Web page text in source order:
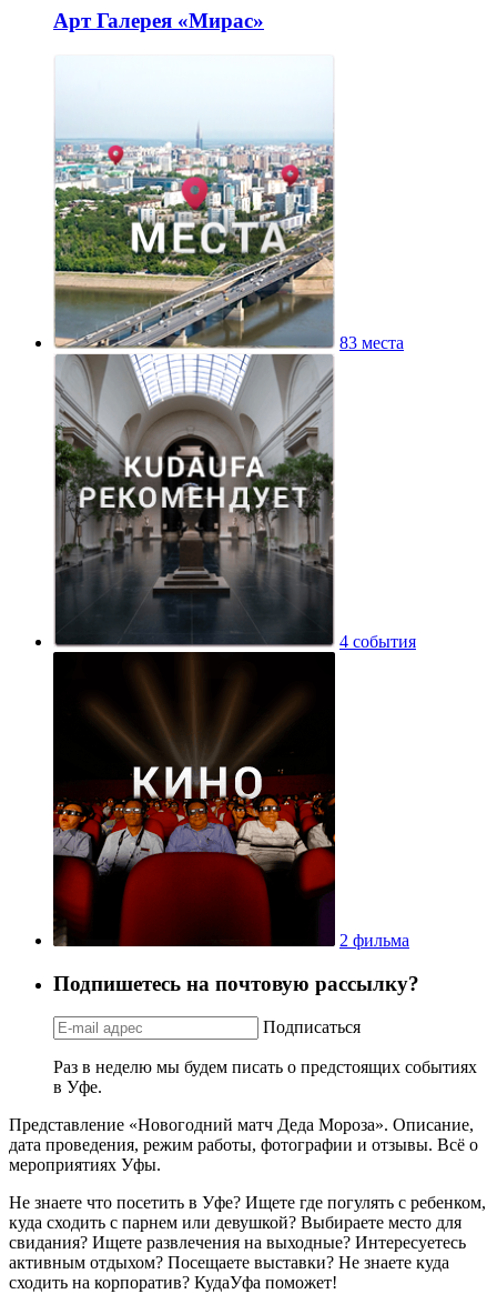
Арт Галерея «Мирас»
83 места
4 события
2 фильма
Подпишетесь на почтовую рассылку?
Подписаться
Раз в неделю мы будем писать о предстоящих событиях
в Уфе.
Представление «Новогодний матч Деда Мороза». Описание,
дата проведения, режим работы, фотографии и отзывы. Всё о
мероприятиях Уфы.
Не знаете что посетить в Уфе? Ищете где погулять с ребенком,
куда сходить с парнем или девушкой? Выбираете место для
свидания? Ищете развлечения на выходные? Интересуетесь
активным отдыхом? Посещаете выставки? Не знаете куда
сходить на корпоратив? КудаУфа поможет!